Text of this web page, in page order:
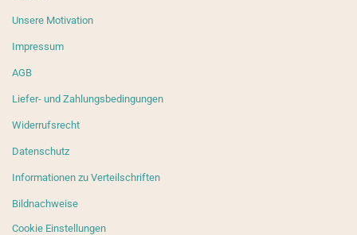
Unsere Motivation
Impressum
AGB
Liefer- und Zahlungsbedingungen
Widerrufsrecht
Datenschutz
Informationen zu Verteilschriften
Bildnachweise
Cookie Einstellungen